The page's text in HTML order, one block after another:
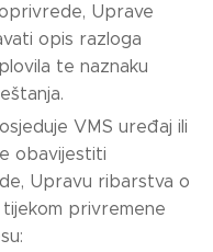
Uprave
opis razloga
te naznaku
VMS uređaj ili
obavijestiti
Upravu ribarstva o
privremene